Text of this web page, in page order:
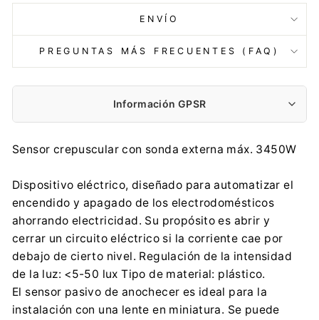
ENVÍO
PREGUNTAS MÁS FRECUENTES (FAQ)
Información GPSR
Fabricante:
Centrumelektroniki.EU Sp. z o.o.
contact@centrumelektroniki.pl
+48 32 284 72 22
Importador:
Centrumelektroniki.EU Sp. z o.o.
Korfantego 7, 42-600 Tarnowskie Góry
contact@centrumelektroniki.pl
+48 32 284 72 22
Sensor crepuscular con sonda externa máx. 3450W
Dispositivo eléctrico, diseñado para automatizar el
encendido y apagado de los electrodomésticos
ahorrando electricidad. Su propósito es abrir y
cerrar un circuito eléctrico si la corriente cae por
debajo de cierto nivel. Regulación de la intensidad
de la luz: <5-50 lux Tipo de material: plástico.
El sensor pasivo de anochecer es ideal para la
instalación con una lente en miniatura. Se puede